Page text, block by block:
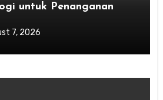
untuk Penanganan
7, 2026